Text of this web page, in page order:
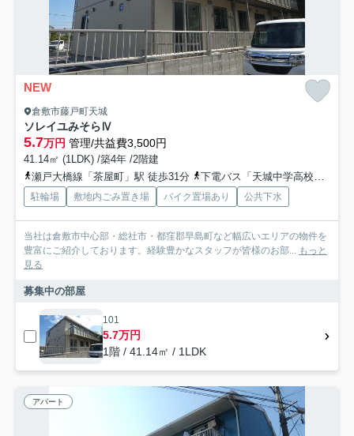
NEW
倉敷市藤戸町天城
ソレイユみそらⅣ
5.7万円 管理/共益費3,500円
41.14㎡ (1LDK) /築4年 /2階建
瀬戸大橋線「茶屋町」駅 徒歩31分
下電バス「天城中学高校西入口」バス停下車 徒歩5分
駐輪場 敷地内ごみ置き場 バイク置場あり 公共下水
当社は倉敷市中心部・総社市・都窪郡早島町など幅広いエリアの物件を
豊富にご紹介しております。経験豊かなスタッフが皆様のお部... もっと
見る
募集中の部屋
101
5.7万円
1階 / 41.14㎡ / 1LDK
アパート